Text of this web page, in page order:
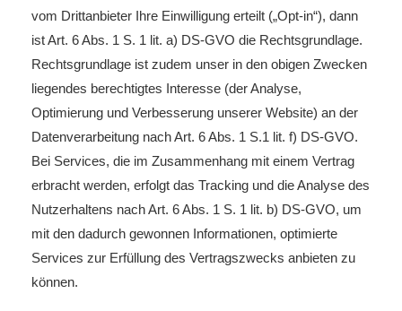
vom Drittanbieter Ihre Einwilligung erteilt („Opt-in“), dann
ist Art. 6 Abs. 1 S. 1 lit. a) DS-GVO die Rechtsgrundlage.
Rechtsgrundlage ist zudem unser in den obigen Zwecken
liegendes berechtigtes Interesse (der Analyse,
Optimierung und Verbesserung unserer Website) an der
Datenverarbeitung nach Art. 6 Abs. 1 S.1 lit. f) DS-GVO.
Bei Services, die im Zusammenhang mit einem Vertrag
erbracht werden, erfolgt das Tracking und die Analyse des
Nutzerhaltens nach Art. 6 Abs. 1 S. 1 lit. b) DS-GVO, um
mit den dadurch gewonnen Informationen, optimierte
Services zur Erfüllung des Vertragszwecks anbieten zu
können.